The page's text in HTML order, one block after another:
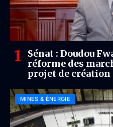
Sénat : Doudou
réforme des
projet de création
MINES & ÉNERGIE